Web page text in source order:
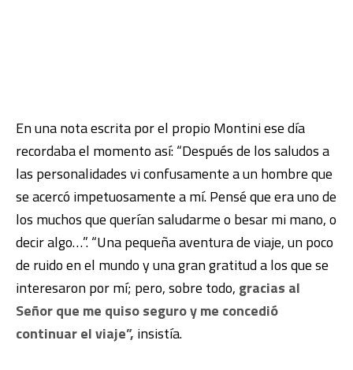
En una nota escrita por el propio Montini ese día
recordaba el momento así: “Después de los saludos a
las personalidades vi confusamente a un hombre que
se acercó impetuosamente a mí. Pensé que era uno de
los muchos que querían saludarme o besar mi mano, o
decir algo…”. “Una pequeña aventura de viaje, un poco
de ruido en el mundo y una gran gratitud a los que se
interesaron por mí; pero, sobre todo, gracias al
Señor que me quiso seguro y me concedió
continuar el viaje”, insistía.